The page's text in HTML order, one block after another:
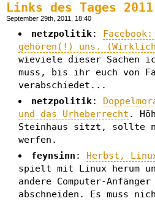
Links des Tages
September 29th, 2011, 18:40
netzpolitik:
gehören(!) uns.
wieviele dieser Sachen
muss, bis ihr euch von
verabschiedet...
netzpolitik:
und das Urheberrecht .
Steinhaus sitzt, sollte
werfen.
feynsinn : Herbst,
spielt mit Linux herum
andere Computer-
abschneiden. Es muss